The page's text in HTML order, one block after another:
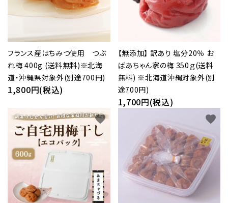
フランス産はちみつ使用 つぶ
れ梅 400g (送料無料)※北海
道・沖縄県対象外(別途700円)
1,800円(税込)
【無添加】 訳あり 塩分20％ お
ばあちゃん家の梅 350ｇ(送料
無料) ※北海道沖縄対象外(別
途700円)
1,700円(税込)
favorite favorite